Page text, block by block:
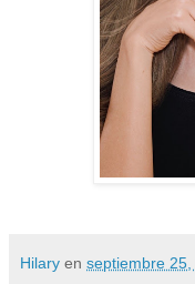
Hilary en septiembre